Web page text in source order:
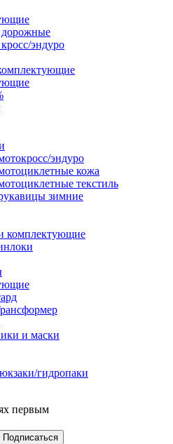
эндуро
эндуро
кожа
текстиль
зимние
комплектующие
и маски
гидропаки
первым